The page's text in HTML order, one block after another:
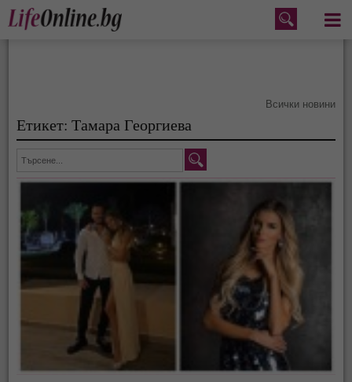
Меню
Всички новини
Етикет: Тамара Георгиева